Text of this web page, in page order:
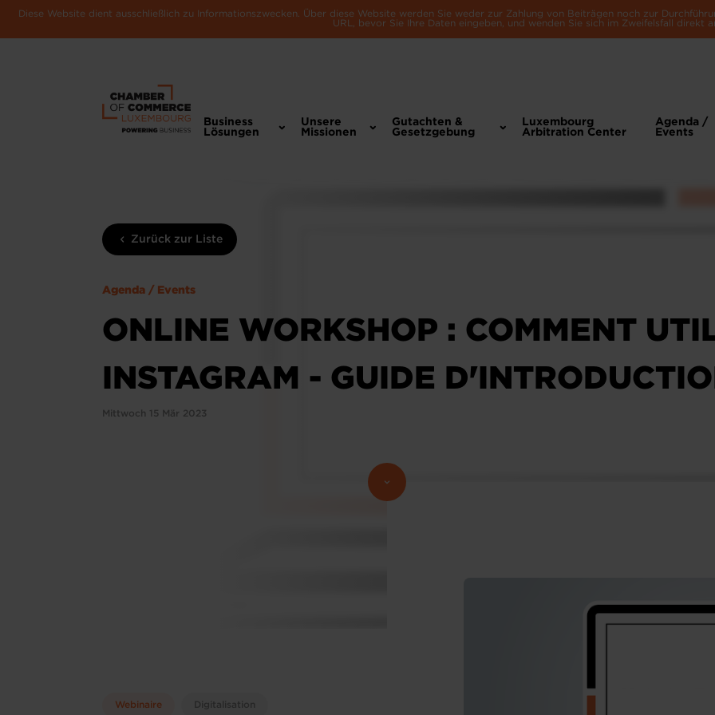
Diese Website dient ausschließlich zu Informationszwecken. Über diese Website werden Sie weder zur Zahlung von Beiträgen noch zur
URL, bevor Sie Ihre Daten eingeben, und wenden Sie sich im Zweifelsfall direkt
Business
Lösungen
Unsere
Missionen
Gutachten &
Gesetzgebung
Luxembourg
Arbitration Center
Agenda /
Events
Zurück zur Liste
Agenda / Events
ONLINE WORKSHOP : COMMENT
INSTAGRAM - GUIDE
Mittwoch 15 Mär 2023
Webinaire Digitalisation